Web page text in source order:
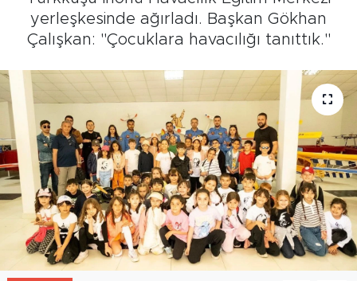
yerleşkesinde ağırladı. Başkan Gökhan
Çalışkan: "Çocuklara havacılığı tanıttık."